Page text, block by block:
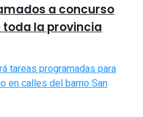
a concurso
la provincia